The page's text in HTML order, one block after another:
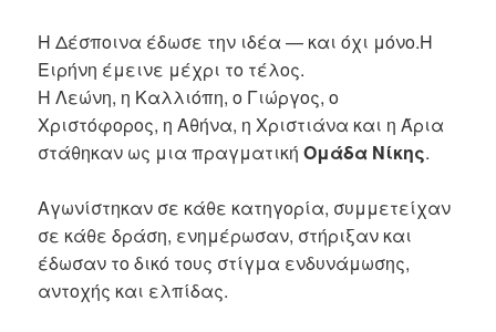
Η Δέσποινα έδωσε την ιδέα — και όχι μόνο.Η
Ειρήνη έμεινε μέχρι το τέλος.
Η Λεώνη, η Καλλιόπη, ο Γιώργος, ο
Χριστόφορος, η Αθήνα, η Χριστιάνα και η Άρια
στάθηκαν ως μια πραγματικήΟμάδα Νίκης.
Αγωνίστηκαν σε κάθε κατηγορία, συμμετείχαν
σε κάθε δράση, ενημέρωσαν, στήριξαν και
έδωσαν το δικό τους στίγμα ενδυνάμωσης,
αντοχής και ελπίδας.